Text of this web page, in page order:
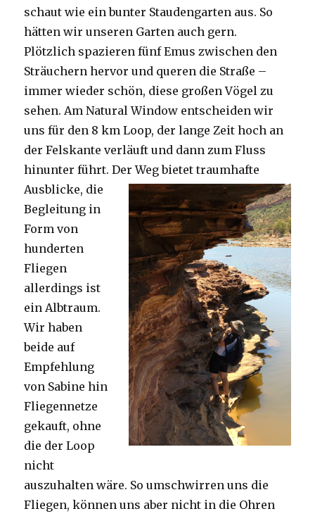
schaut wie ein bunter Staudengarten aus. So
hätten wir unseren Garten auch gern.
Plötzlich spazieren fünf Emus zwischen den
Sträuchern hervor und queren die Straße –
immer wieder schön, diese großen Vögel zu
sehen. Am Natural Window entscheiden wir
uns für den 8 km Loop, der lange Zeit hoch an
der Felskante verläuft und dann zum Fluss
hinunter führt. Der Weg bietet traumhafte
Ausblicke, die
Begleitung in
Form von
hunderten
Fliegen
allerdings ist
ein Albtraum.
Wir haben
beide auf
Empfehlung
von Sabine hin
Fliegennetze
gekauft, ohne
die der Loop
nicht
auszuhalten wäre. So umschwirren uns die
Fliegen, können uns aber nicht in die Ohren